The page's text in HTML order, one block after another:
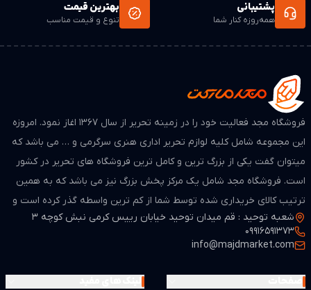
پشتیبانی
همه‌روزه کنار شما
بهترین قیمت
تنوع و قیمت مناسب
فروشگاه مجد فعالیت خود را در زمینه تحریر از سال ۱۳۶۷ اغاز نمود. امروزه
این مجموعه شامل کلیه لوازم تحریر اداری هنری سرگرمی و … می باشد که
میتوان گفت یکی از بزرگ ترین و کامل ترین فروشگاه های تحریر در کشور
است. فروشگاه مجد شامل یک مرکز پخش بزرگ نیز می باشد که به همین
ترتیب کالای خریداری شده توسط شما از کم ترین واسطه گذر کرده است و
از لحاظ قیمت بسیار مطمن و مناسب می باشد.
شعبه توحید : قم میدان توحید خیابان رییس کرمی نبش کوچه 3
09916591373
info@majdmarket.com